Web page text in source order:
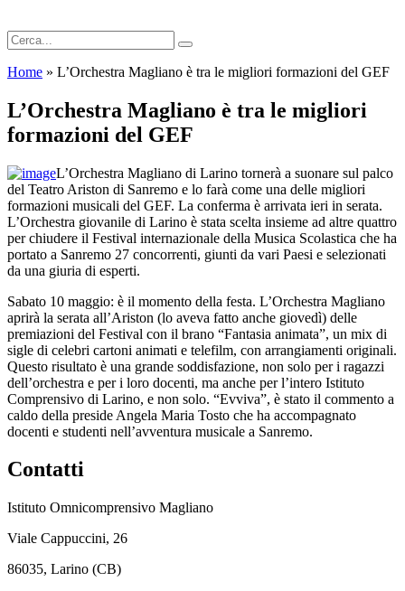
Home » L’Orchestra Magliano è tra le migliori formazioni del GEF
L’Orchestra Magliano è tra le migliori
formazioni del GEF
L’Orchestra Magliano di Larino tornerà a suonare sul palco
del Teatro Ariston di Sanremo e lo farà come una delle migliori
formazioni musicali del GEF. La conferma è arrivata ieri in serata.
L’Orchestra giovanile di Larino è stata scelta insieme ad altre quattro
per chiudere il Festival internazionale della Musica Scolastica che ha
portato a Sanremo 27 concorrenti, giunti da vari Paesi e selezionati
da una giuria di esperti.
Sabato 10 maggio: è il momento della festa. L’Orchestra Magliano
aprirà la serata all’Ariston (lo aveva fatto anche giovedì) delle
premiazioni del Festival con il brano “Fantasia animata”, un mix di
sigle di celebri cartoni animati e telefilm, con arrangiamenti originali.
Questo risultato è una grande soddisfazione, non solo per i ragazzi
dell’orchestra e per i loro docenti, ma anche per l’intero Istituto
Comprensivo di Larino, e non solo. “Evviva”, è stato il commento a
caldo della preside Angela Maria Tosto che ha accompagnato
docenti e studenti nell’avventura musicale a Sanremo.
Contatti
Istituto Omnicomprensivo Magliano
Viale Cappuccini, 26
86035, Larino (CB)